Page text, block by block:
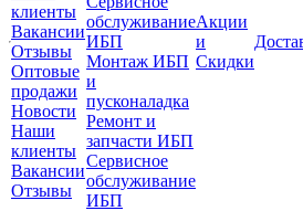
клиенты
Вакансии
Отзывы
Оптовые
продажи
Новости
Наши
клиенты
Вакансии
Отзывы
обслуживание
ИБП
Монтаж ИБП
и
пусконаладка
Ремонт и
запчасти ИБП
Сервисное
обслуживание
ИБП
Акции
и
Скидки